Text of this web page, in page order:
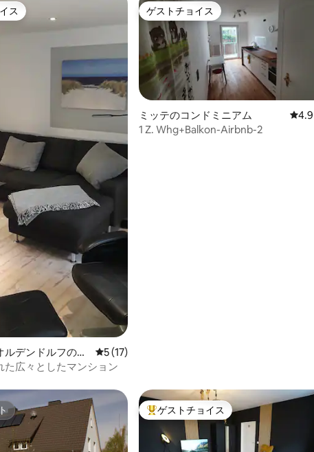
星の平均評価
チョイスです。
ス
デンドルフのコ
レビュー17件、5つ星中5つ星の平均評価
5 (17)
た広々としたマンション
ゲストチョイス
ゲストチョイス
ミッテのコンドミニアム レビ
1 Z. Whg+Balkon-Airbnb-2
大好評のゲストチョイスです。
ゲストチョイス